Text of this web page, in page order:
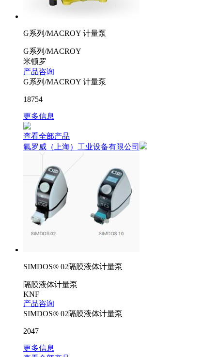
G系列/MACROY 计量泵
G系列/MACROY
米顿罗
产品咨询
G系列/MACROY 计量泵
18754
更多信息
查看全部产品
氟罗威（上海）工业设备有限公司
SIMDOS® 02隔膜液体计量泵
隔膜液体计量泵
KNF
产品咨询
SIMDOS® 02隔膜液体计量泵
2047
更多信息